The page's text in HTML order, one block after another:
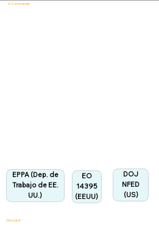
E-Commander
EO
14395
(EEUU)
EPPA (Dep. de
Trabajo de EE.
UU.)
DOJ
NFED
(US)
Descubrir